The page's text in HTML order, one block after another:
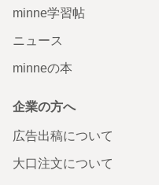
minne学習帖
ニュース
minneの本
企業の方へ
広告出稿について
大口注文について